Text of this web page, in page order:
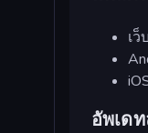
เว็
อัพเด